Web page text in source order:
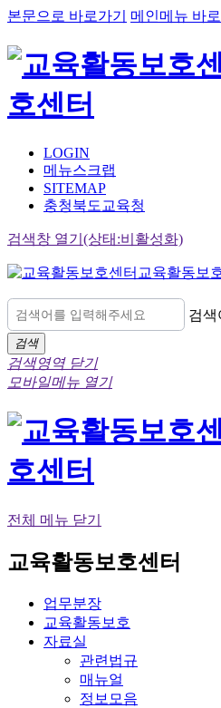
본문으로 바로가기 메인메뉴 바로
호센터
LOGIN
메뉴스크랩
SITEMAP
충청북도교육청
검색창 열기(상태:비활성화)
교육활동보
검색
검색
검색영역 닫기
모바일메뉴 열기
호센터
전체 메뉴 닫기
교육활동보호센터
업무분장
교육활동보호
자료실
관련법규
매뉴얼
정보모음